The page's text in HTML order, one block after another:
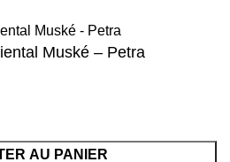
Muské – Petra
AU PANIER